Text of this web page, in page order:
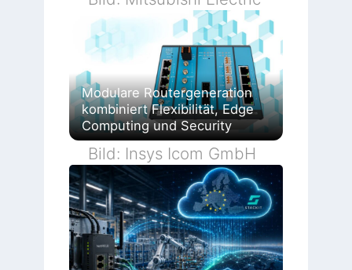
Modulare Routergeneration
kombiniert Flexibilität, Edge
Computing und Security
Bild: Insys Icom GmbH